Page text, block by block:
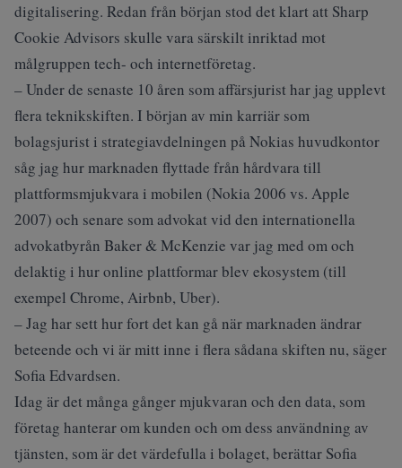
digitalisering. Redan från början stod det klart att Sharp
Cookie Advisors skulle vara särskilt inriktad mot
målgruppen tech- och internetföretag.
– Under de senaste 10 åren som affärsjurist har jag upplevt
flera teknikskiften. I början av min karriär som
bolagsjurist i strategiavdelningen på Nokias huvudkontor
såg jag hur marknaden flyttade från hårdvara till
plattformsmjukvara i mobilen (Nokia 2006 vs. Apple
2007) och senare som advokat vid den internationella
advokatbyrån Baker & McKenzie var jag med om och
delaktig i hur online plattformar blev ekosystem (till
exempel Chrome, Airbnb, Uber).
– Jag har sett hur fort det kan gå när marknaden ändrar
beteende och vi är mitt inne i flera sådana skiften nu, säger
Sofia Edvardsen.
Idag är det många gånger mjukvaran och den data, som
företag hanterar om kunden och om dess användning av
tjänsten, som är det värdefulla i bolaget, berättar Sofia